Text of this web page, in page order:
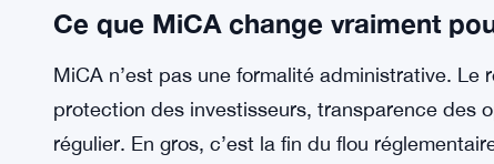
Ce que MiCA change vraiment
MiCA n’est pas une formalité administrative.
protection des investisseurs, transparence des
régulier. En gros, c’est la fin du flou